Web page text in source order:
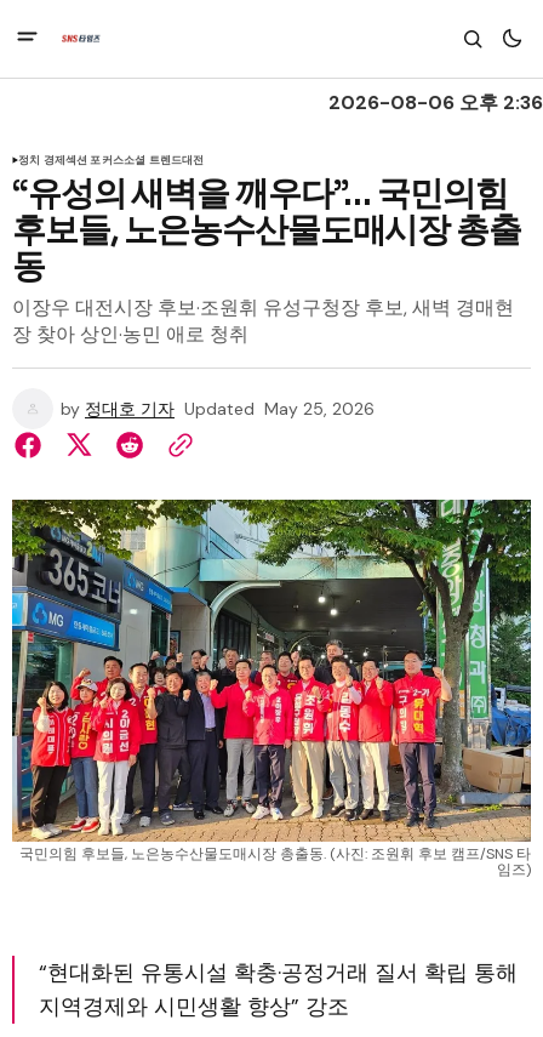
2026-08-06 오후 2:36
정치 경제섹션 포커스소셜 트렌드대전
“유성의 새벽을 깨우다”… 국민의힘
후보들, 노은농수산물도매시장 총출
동
이장우 대전시장 후보·조원휘 유성구청장 후보, 새벽 경매현
장 찾아 상인·농민 애로 청취
by 정대호 기자 Updated May 25, 2026
국민의힘 후보들, 노은농수산물도매시장 총출동. (사진: 조원휘 후보 캠프/SNS 타
임즈)
“현대화된 유통시설 확충·공정거래 질서 확립 통해
지역경제와 시민생활 향상” 강조